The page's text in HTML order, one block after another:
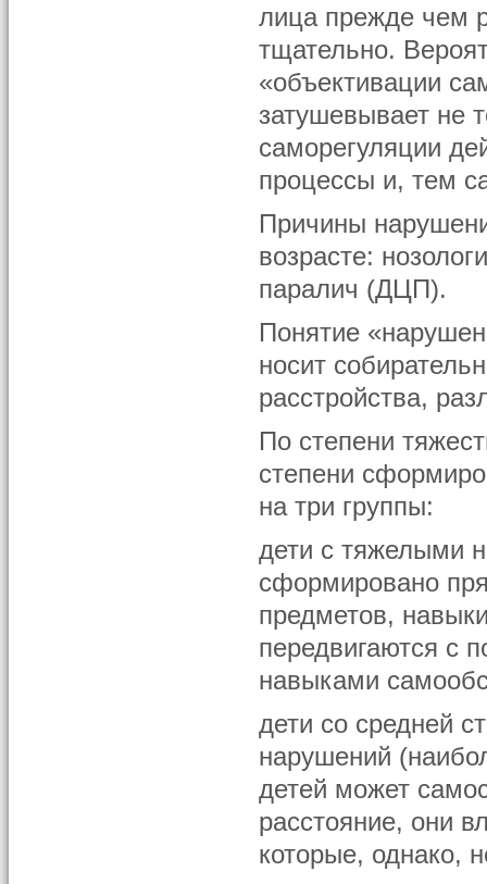
лица прежде чем
тщательно.
«объективации
затушевывает не
саморегуляции
процессы и, тем
Причины
возрасте:
паралич (ДЦП).
Понятие
носит
расстройства,
По степени
степени
на три группы:
дети с тяжелыми
сформировано
предметов,
передвигаются с
навыками
дети со средней
нарушений
детей может
расстояние, они
которые, однако,